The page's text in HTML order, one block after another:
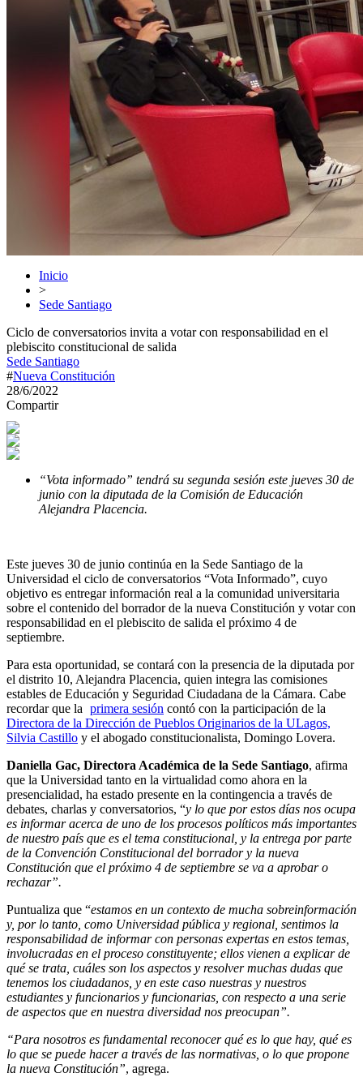
Inicio
>
Sede Santiago
Ciclo de conversatorios invita a votar con responsabilidad en el
plebiscito constitucional de salida
Sede Santiago
#Nueva Constitución
28/6/2022
Compartir
“Vota informado” tendrá su segunda sesión este jueves 30 de
junio con la diputada de la Comisión de Educación
Alejandra Placencia.
Este jueves 30 de junio continúa en la Sede Santiago de la
Universidad el ciclo de conversatorios “Vota Informado”, cuyo
objetivo es entregar información real a la comunidad universitaria
sobre el contenido del borrador de la nueva Constitución y votar con
responsabilidad en el plebiscito de salida el próximo 4 de
septiembre.
Para esta oportunidad, se contará con la presencia de la diputada por
el distrito 10, Alejandra Placencia, quien integra las comisiones
estables de Educación y Seguridad Ciudadana de la Cámara. Cabe
recordar que la primera sesión contó con la participación de la
Directora de la Dirección de Pueblos Originarios de la ULagos,
Silvia Castillo y el abogado constitucionalista, Domingo Lovera.
Daniella Gac, Directora Académica de la Sede Santiago, afirma
que la Universidad tanto en la virtualidad como ahora en la
presencialidad, ha estado presente en la contingencia a través de
debates, charlas y conversatorios, “y lo que por estos días nos ocupa
es informar acerca de uno de los procesos políticos más importantes
de nuestro país que es el tema constitucional, y la entrega por parte
de la Convención Constitucional del borrador y la nueva
Constitución que el próximo 4 de septiembre se va a aprobar o
rechazar”.
Puntualiza que “estamos en un contexto de mucha sobreinformación
y, por lo tanto, como Universidad pública y regional, sentimos la
responsabilidad de informar con personas expertas en estos temas,
involucradas en el proceso constituyente; ellos vienen a explicar de
qué se trata, cuáles son los aspectos y resolver muchas dudas que
tenemos los ciudadanos, y en este caso nuestras y nuestros
estudiantes y funcionarios y funcionarias, con respecto a una serie
de aspectos que en nuestra diversidad nos preocupan”.
“Para nosotros es fundamental reconocer qué es lo que hay, qué es
lo que se puede hacer a través de las normativas, o lo que propone
la nueva Constitución”, agrega.